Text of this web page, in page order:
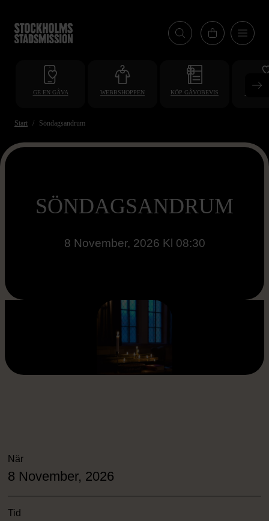
till
huvudinnehåll
GE EN GÅVA WEBBSHOPPEN KÖP GÅVOBEVIS
Start Söndagsandrum
SÖNDAGSANDRUM
8 November, 2026 Kl 08:30
När
8 November, 2026
Tid